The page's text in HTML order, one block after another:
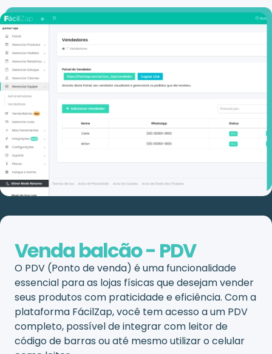
Venda balcão - PDV
O PDV (Ponto de venda) é uma funcionalidade
essencial para as lojas físicas que desejam vender
seus produtos com praticidade e eficiência. Com a
plataforma FácilZap, você tem acesso a um PDV
completo, possível de integrar com leitor de
código de barras ou até mesmo utilizar o celular